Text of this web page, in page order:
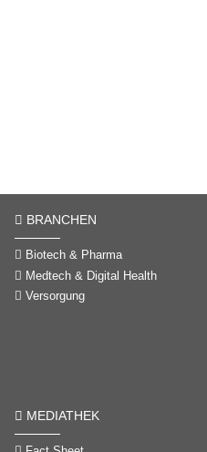
BRANCHEN
Biotech & Pharma
Medtech & Digital Health
Versorgung
MEDIATHEK